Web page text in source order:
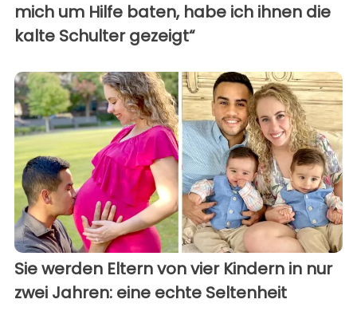
mich um Hilfe baten, habe ich ihnen die
kalte Schulter gezeigt“
Sie werden Eltern von vier Kindern in nur
zwei Jahren: eine echte Seltenheit